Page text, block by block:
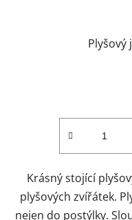
Plyšový
Krásný stojící
plyšových zvířátek.
nejen do postýlky.